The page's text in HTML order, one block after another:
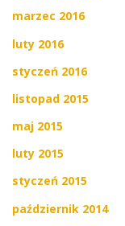
marzec 2016
luty 2016
styczeń 2016
listopad 2015
maj 2015
luty 2015
styczeń 2015
październik 2014